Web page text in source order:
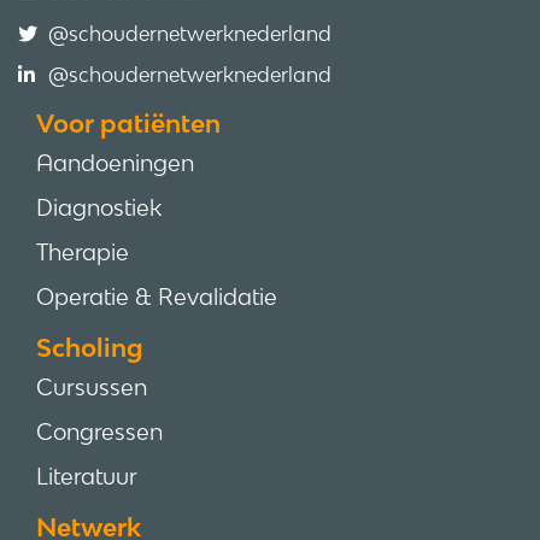
@schoudernetwerknederland
@schoudernetwerknederland
Voor patiënten
Aandoeningen
Diagnostiek
Therapie
Operatie & Revalidatie
Scholing
Cursussen
Congressen
Literatuur
Netwerk